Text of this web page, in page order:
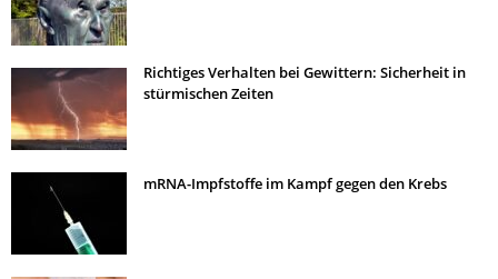
Richtiges Verhalten bei Gewittern: Sicherheit in
stürmischen Zeiten
mRNA-Impfstoffe im Kampf gegen den Krebs